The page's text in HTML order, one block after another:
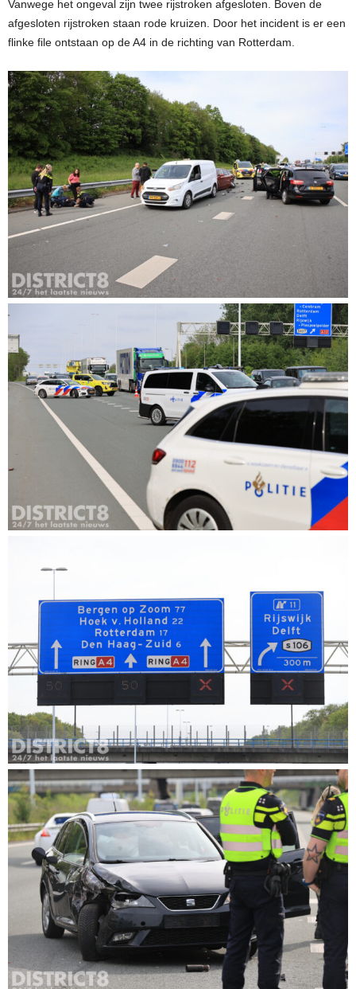
Vanwege het ongeval zijn twee rijstroken afgesloten. Boven de
afgesloten rijstroken staan rode kruizen. Door het incident is er een
flinke file ontstaan op de A4 in de richting van Rotterdam.